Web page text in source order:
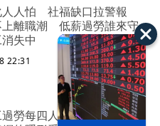
人人怕 社福缺口拉警報
上離職潮 低薪過勞誰來守
失中
22:31
勞每四人有一人求助身心